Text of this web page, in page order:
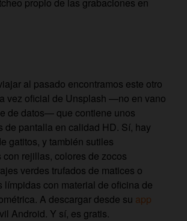
al pasado encontramos este otro
vez oficial de Unsplash —no en vano
de datos— que contiene unos
de pantalla en calidad HD. Sí, hay
gatitos, y también sutiles
rejillas, colores de zocos
verdes trufados de matices o
límpidas con material de oficina de
A descargar desde su app
Android. Y sí, es gratis.